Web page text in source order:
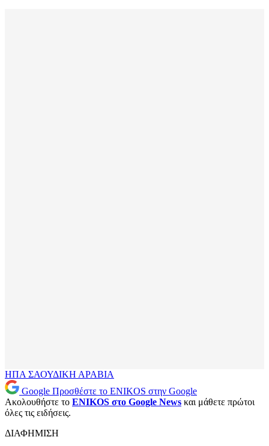
ΗΠΑ ΣΑΟΥΔΙΚΗ ΑΡΑΒΙΑ
Google Προσθέστε το ENIKOS στην Google
Ακολουθήστε το ENIKOS στο Google News και μάθετε πρώτοι
όλες τις ειδήσεις.
ΔΙΑΦΗΜΙΣΗ